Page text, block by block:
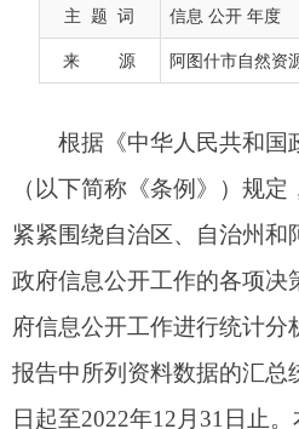
主 题 词
信息 公开 年度
来 源
阿图什市自然资
紧紧围绕自治区、自治州和阿图
政府信息公开工作的各项决策部
报告中所列资料数据的汇总统计
在阿图什市人民政府门户网站
府信息公开栏内下载。如对本年
联系：阿图什市自然资源局办公
图什市产业服务区阿扎克路17号
845350，电话：0908-4222252。